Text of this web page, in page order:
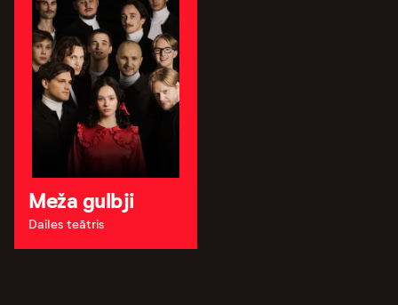
Meža gulbji
Dailes teātris